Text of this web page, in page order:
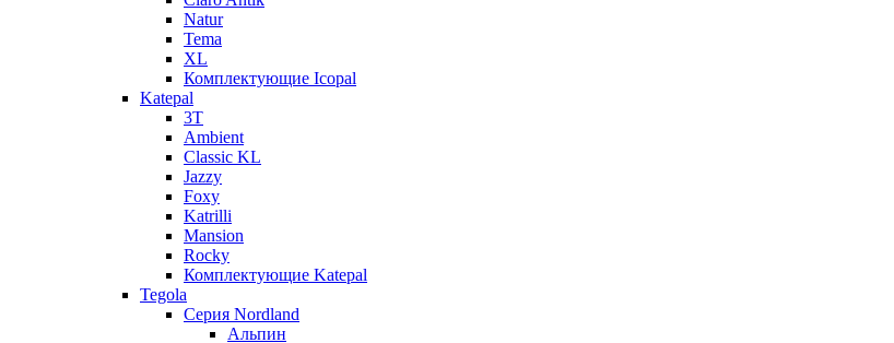
Natur
Tema
XL
Комплектующие Icopal
Katepal
3T
Ambient
Classic KL
Jazzy
Foxy
Katrilli
Mansion
Rocky
Комплектующие Katepal
Tegola
Серия Nordland
Альпин